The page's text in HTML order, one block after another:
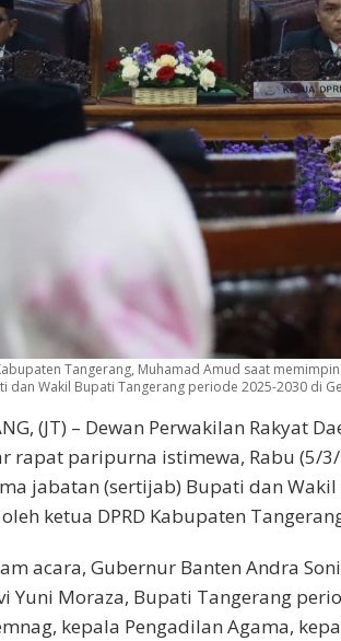
Tangerang, Muhamad Amud saat
dan Wakil Bupati Tangerang periode 2025-2030 di
(JT) – Dewan Perwakilan Rakyat
rapat paripurna istimewa, Rabu (5/
jabatan (sertijab) Bupati dan
ketua DPRD Kabupaten
acara, Gubernur Banten Andra
Yuni Moraza, Bupati Tangerang
kepala Pengadilan Agama,